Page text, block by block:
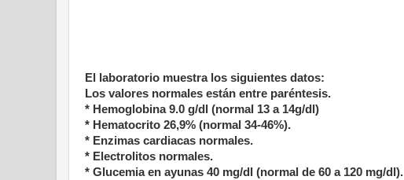
El laboratorio muestra los siguientes datos:
Los valores normales están entre paréntesis.
* Hemoglobina 9.0 g/dl (normal 13 a 14g/dl)
* Hematocrito 26,9% (normal 34-46%).
* Enzimas cardiacas normales.
* Electrolitos normales.
* Glucemia en ayunas 40 mg/dl (normal de 60 a 120 mg/dl).